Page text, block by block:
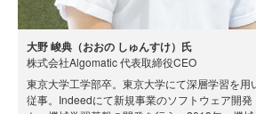
大野 峻典（おおの しゅんすけ）氏
株式会社Algomatic 代表取締役CEO
東京大学工学部卒。東京大学にて深層学習を用
従事。Indeedにて新規事業のソフトウェア開